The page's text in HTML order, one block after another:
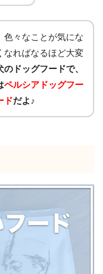
色々なことが気にな
なればなるほど大変
のドッグフードで、
ペルシアドッグフー
ドだよ♪